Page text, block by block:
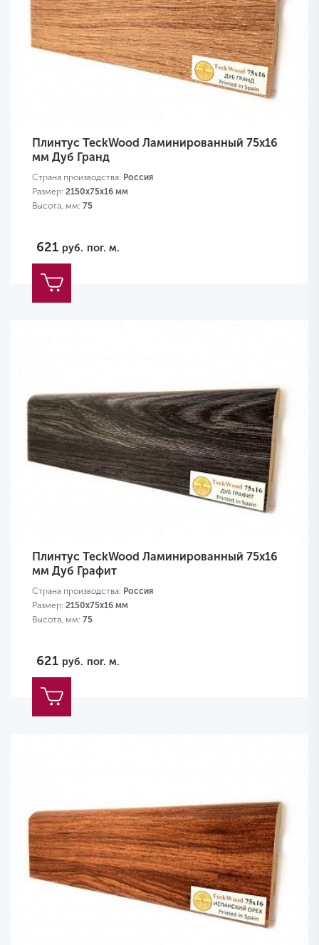
Плинтус TeckWood Ламинированный 75х16
мм Дуб Гранд
Страна производства: Россия
Размер: 2150х75х16 мм
Высота, мм: 75
621 руб. пог. м.
Плинтус TeckWood Ламинированный 75х16
мм Дуб Графит
Страна производства: Россия
Размер: 2150х75х16 мм
Высота, мм: 75
621 руб. пог. м.